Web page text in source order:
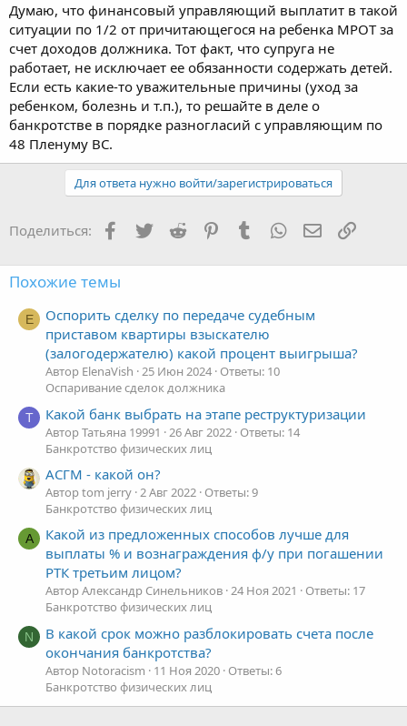
Думаю, что финансовый управляющий выплатит в такой
ситуации по 1/2 от причитающегося на ребенка МРОТ за
счет доходов должника. Тот факт, что супруга не
работает, не исключает ее обязанности содержать детей.
Если есть какие-то уважительные причины (уход за
ребенком, болезнь и т.п.), то решайте в деле о
банкротстве в порядке разногласий с управляющим по
48 Пленуму ВС.
Для ответа нужно войти/зарегистрироваться
Поделиться: Facebook
TwitterReddit PinterestTumblr WhatsApp Ссылка
Похожие темы
E
Оспорить сделку по передаче судебным
приставом квартиры взыскателю
(залогодержателю) какой процент выигрыша?
Автор ElenaVish 25 Июн 2024 Ответы: 10
Оспаривание сделок должника
Т Какой банк выбрать на этапе реструктуризации
Автор Татьяна 19991 26 Авг 2022 Ответы: 14
Банкротство физических лиц
АСГМ - какой он?
Автор tom jerry 2 Авг 2022 Ответы: 9
Банкротство физических лиц
А
Какой из предложенных способов лучше для
выплаты % и вознаграждения ф/у при погашении
РТК третьим лицом?
Автор Александр Синельников 24 Ноя 2021
Ответы: 17
Банкротство физических лиц
N
В какой срок можно разблокировать счета после
окончания банкротства?
Автор Notoracism 11 Ноя 2020 Ответы: 6
Банкротство физических лиц